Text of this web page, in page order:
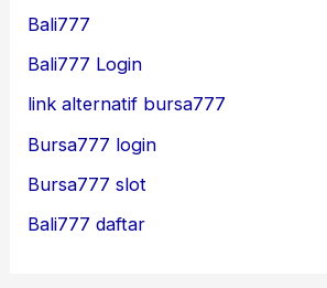
Bali777
Bali777 Login
link alternatif bursa777
Bursa777 login
Bursa777 slot
Bali777 daftar